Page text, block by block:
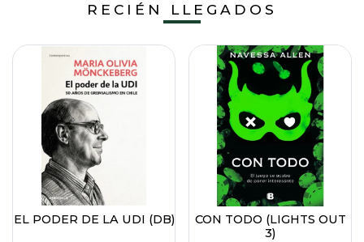
RECIÉN LLEGADOS
EL PODER DE LA UDI (DB)
CON TODO (LIGHTS OUT
3)